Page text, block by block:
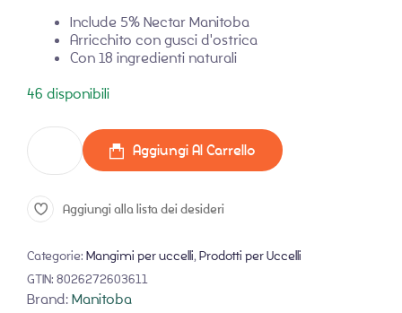
Include 5% Nectar Manitoba
Arricchito con gusci d'ostrica
Con 18 ingredienti naturali
46 disponibili
Aggiungi Al Carrello
Aggiungi alla lista dei desideri
Categorie: Mangimi per uccelli, Prodotti per Uccelli
GTIN: 8026272603611
Brand:Manitoba